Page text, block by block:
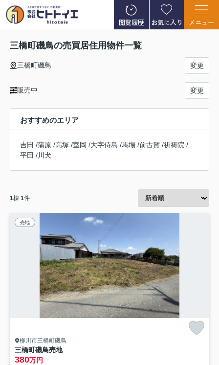
閲覧履歴 お気に入り メニュー
三橋町磯鳥の売買居住用物件一覧
三橋町磯鳥 変更
販売中 変更
おすすめのエリア
吉田 /蒲原 /高塚 /室岡 /大字侍島 /馬場 /前古賀 /祈祷院 /
平田 /川犬
1棟 1件
売地
柳川市三橋町磯鳥
三橋町磯鳥売地
380万円